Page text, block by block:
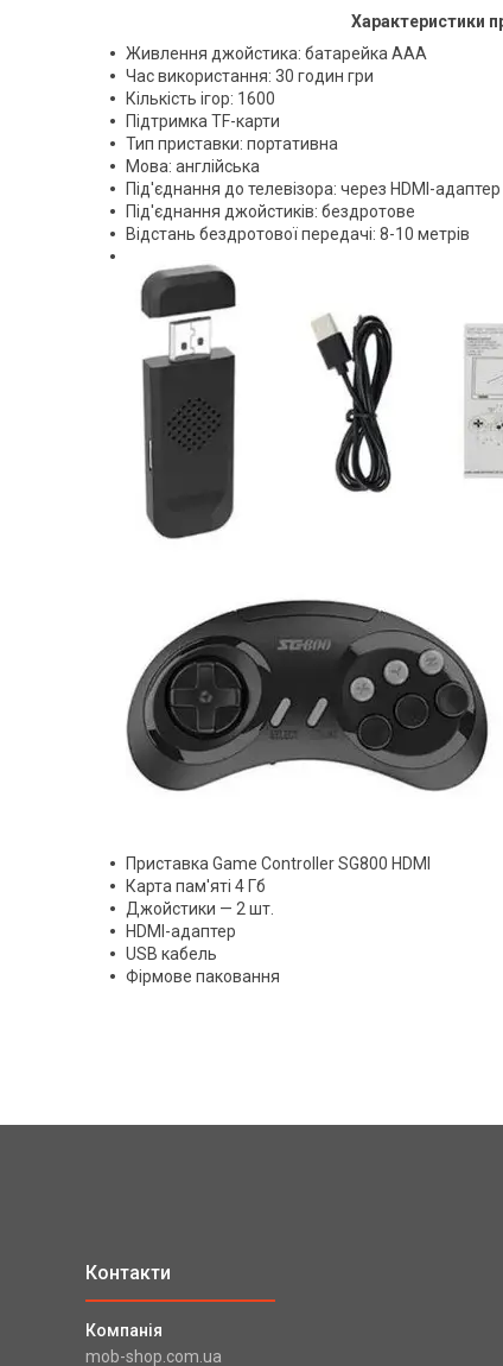
Характеристики
Живлення джойстика: батарейка ААА
Час використання: 30 годин гри
Кількість ігор: 1600
Підтримка TF-карти
Тип приставки: портативна
Мова: англійська
Під'єднання до телевізора: через HDMI-адаптер
Під'єднання джойстиків: бездротове
Відстань бездротової передачі: 8-10 метрів
Приставка Game Controller SG800 HDMI
Карта пам'яті 4 Гб
Джойстики — 2 шт.
HDMI-адаптер
USB кабель
Фірмове паковання
mob-shop.com.ua